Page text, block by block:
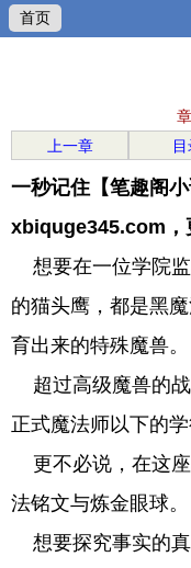
首页
上一章
一秒记住【笔趣阁小
xbiquge345.com，
想要在一位学院监
的猫头鹰，都是黑
育出来的特殊魔兽。
超过高级魔兽的
正式魔法师以下的学
更不必说，在这
法铭文与炼金眼球。
想要探究事实的